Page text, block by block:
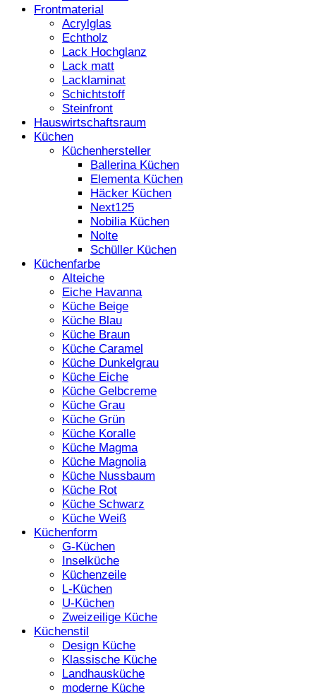
Frontmaterial
Acrylglas
Echtholz
Lack Hochglanz
Lack matt
Lacklaminat
Schichtstoff
Steinfront
Hauswirtschaftsraum
Küchen
Küchenhersteller
Ballerina Küchen
Elementa Küchen
Häcker Küchen
Next125
Nobilia Küchen
Nolte
Schüller Küchen
Küchenfarbe
Alteiche
Eiche Havanna
Küche Beige
Küche Blau
Küche Braun
Küche Caramel
Küche Dunkelgrau
Küche Eiche
Küche Gelbcreme
Küche Grau
Küche Grün
Küche Koralle
Küche Magma
Küche Magnolia
Küche Nussbaum
Küche Rot
Küche Schwarz
Küche Weiß
Küchenform
G-Küchen
Inselküche
Küchenzeile
L-Küchen
U-Küchen
Zweizeilige Küche
Küchenstil
Design Küche
Klassische Küche
Landhausküche
moderne Küche